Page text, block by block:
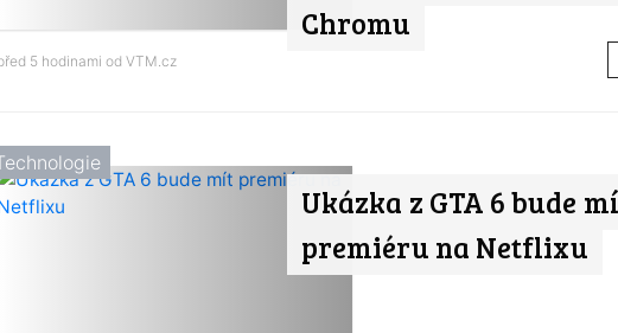
Chromu
5 hodinami od VTM.cz
Ukázka z GTA 6 bude
premiéru na Netflixu